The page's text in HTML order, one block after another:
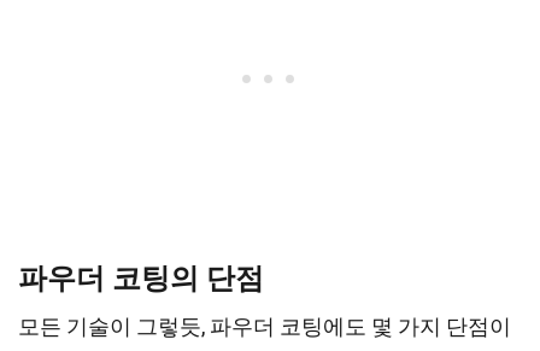
파우더 코팅의 단점
모든 기술이 그렇듯, 파우더 코팅에도 몇 가지 단점이